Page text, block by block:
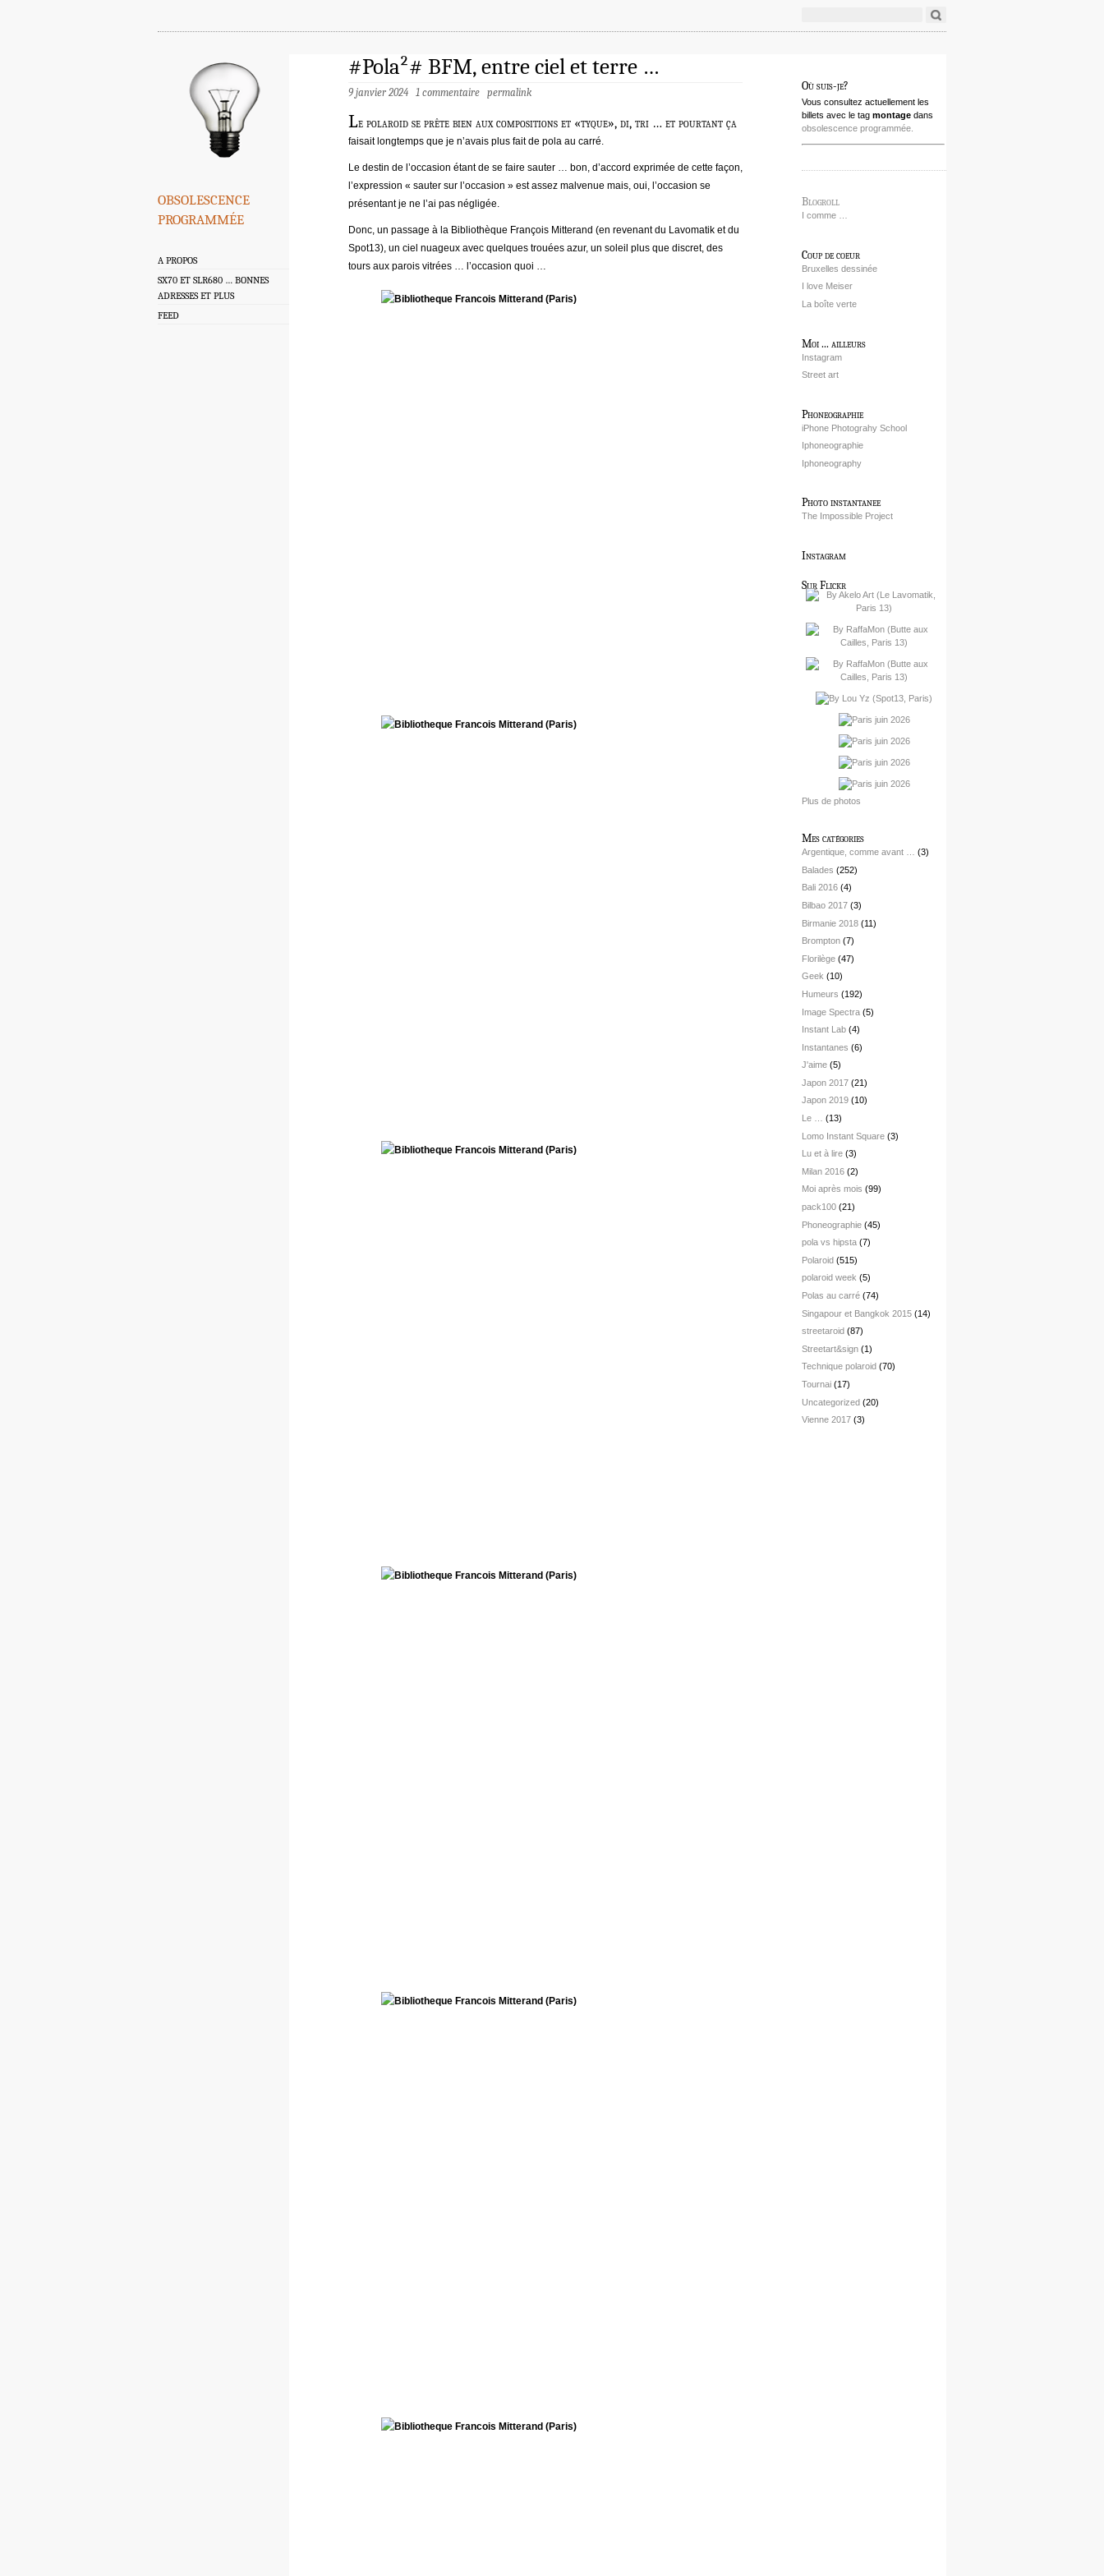
obsolescence
programmée
A PROPOS
SX70 ET SLR680 … BONNES
ADRESSES ET PLUS
FEED
#Pola²# BFM, entre ciel et terre …
9 janvier 2024 1 commentaire permalink
Le polaroid se prête bien aux compositions et «tyque», di, tri … et pourtant ça
faisait longtemps que je n’avais plus fait de pola au carré.
Le destin de l’occasion étant de se faire sauter … bon, d’accord exprimée de cette façon,
l’expression « sauter sur l’occasion » est assez malvenue mais, oui, l’occasion se
présentant je ne l’ai pas négligée.
Donc, un passage à la Bibliothèque François Mitterand (en revenant du Lavomatik et du
Spot13), un ciel nuageux avec quelques trouées azur, un soleil plus que discret, des
tours aux parois vitrées … l’occasion quoi …
Où suis-je?
Vous consultez actuellement les
billets avec le tag montage dans
obsolescence programmée.
Blogroll
I comme …
Coup de coeur
Bruxelles dessinée
I love Meiser
La boîte verte
Moi ... ailleurs
Instagram
Street art
Phoneographie
iPhone Photograhy School
Iphoneographie
Iphoneography
Photo instantanee
The Impossible Project
Instagram
Sur Flickr
Plus de photos
Mes catégories
Argentique, comme avant …
(3)
Balades (252)
Bali 2016 (4)
Bilbao 2017 (3)
Birmanie 2018 (11)
Brompton (7)
Florilège (47)
Geek (10)
Humeurs (192)
Image Spectra (5)
Instant Lab (4)
Instantanes (6)
J'aime (5)
Japon 2017 (21)
Japon 2019 (10)
Le …
(13)
Lomo Instant Square (3)
Lu et à lire (3)
Milan 2016 (2)
Moi après mois (99)
pack100 (21)
Phoneographie (45)
pola vs hipsta (7)
Polaroid (515)
polaroid week (5)
Polas au carré (74)
Singapour et Bangkok 2015 (14)
streetaroid (87)
Streetart&sign (1)
Technique polaroid (70)
Tournai (17)
Uncategorized (20)
Vienne 2017 (3)